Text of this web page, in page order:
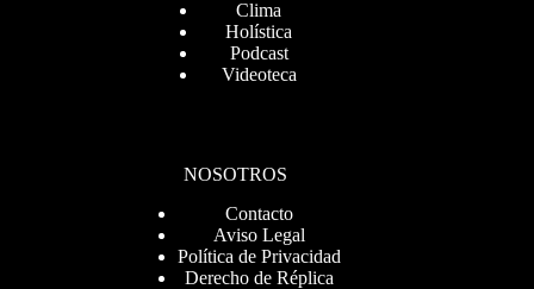
Clima
Holística
Podcast
Videoteca
NOSOTROS
Contacto
Aviso Legal
Política de Privacidad
Derecho de Réplica